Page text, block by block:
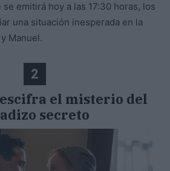
emitirá hoy a las 17:30 horas, los
una situación inesperada en la
Manuel.
2
el misterio del
secreto